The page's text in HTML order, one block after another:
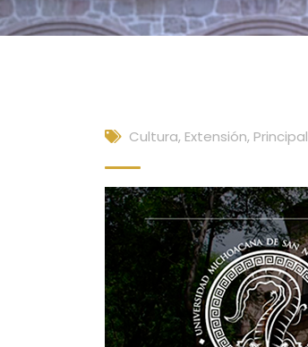
Cultura, Extensión, Principal